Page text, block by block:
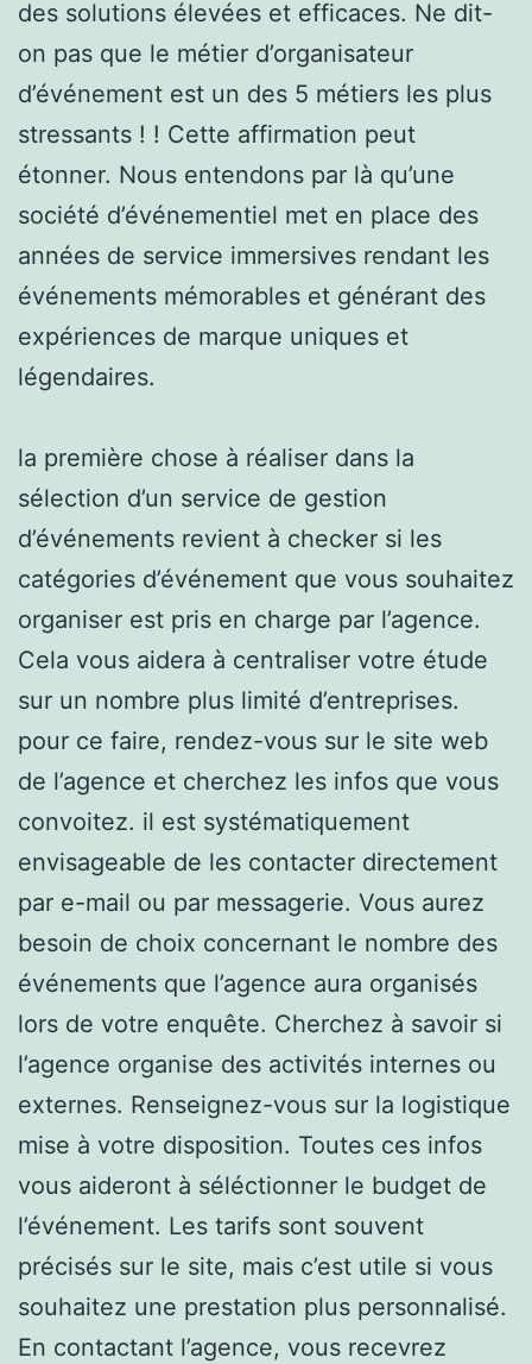
des solutions élevées et efficaces. Ne dit-
on pas que le métier d’organisateur
d’événement est un des 5 métiers les plus
stressants ! ! Cette affirmation peut
étonner. Nous entendons par là qu’une
société d’événementiel met en place des
années de service immersives rendant les
événements mémorables et générant des
expériences de marque uniques et
légendaires.
la première chose à réaliser dans la
sélection d’un service de gestion
d’événements revient à checker si les
catégories d’événement que vous souhaitez
organiser est pris en charge par l’agence.
Cela vous aidera à centraliser votre étude
sur un nombre plus limité d’entreprises.
pour ce faire, rendez-vous sur le site web
de l’agence et cherchez les infos que vous
convoitez. il est systématiquement
envisageable de les contacter directement
par e-mail ou par messagerie. Vous aurez
besoin de choix concernant le nombre des
événements que l’agence aura organisés
lors de votre enquête. Cherchez à savoir si
l’agence organise des activités internes ou
externes. Renseignez-vous sur la logistique
mise à votre disposition. Toutes ces infos
vous aideront à séléctionner le budget de
l’événement. Les tarifs sont souvent
précisés sur le site, mais c’est utile si vous
souhaitez une prestation plus personnalisé.
En contactant l’agence, vous recevrez